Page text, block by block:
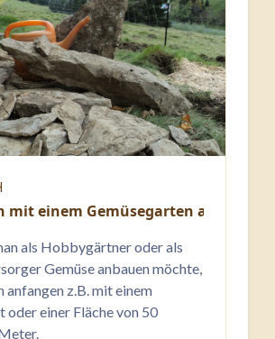
mit einem Gemüsegarten anfangen
als Hobbygärtner oder als
Gemüse anbauen möchte,
anfangen z.B. mit einem
oder einer Fläche von 50